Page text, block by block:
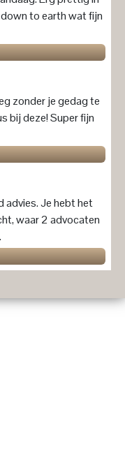
to earth wat fijn
zonder je gedag te
bij deze! Super fijn
advies. Je hebt het
waar 2 advocaten